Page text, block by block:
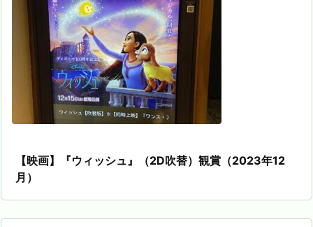
【映画】『ウィッシュ』（2D吹替）観賞（2023年12
月）